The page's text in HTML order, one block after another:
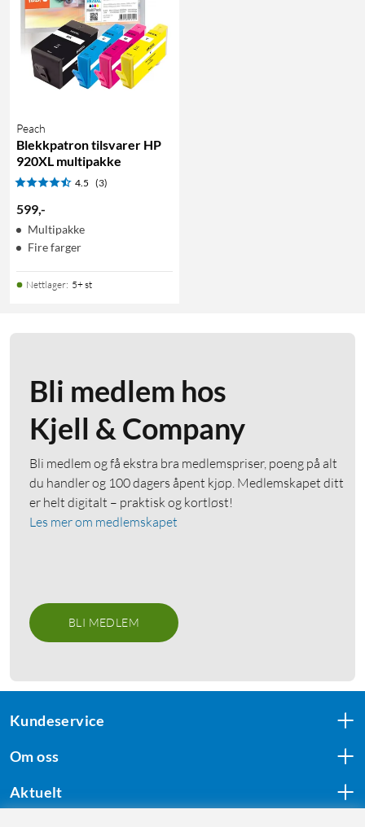
Peach
Blekkpatron tilsvarer HP
920XL multipakke
4.5 (3)
599,-
Multipakke
Fire farger
Nettlager: 5+ st
Bli medlem hos
Kjell & Company
Bli medlem og få ekstra bra medlemspriser, poeng på alt
du handler og 100 dagers åpent kjøp. Medlemskapet ditt
er helt digitalt – praktisk og kortløst!
Les mer om medlemskapet
BLI MEDLEM
Kundeservice
Om oss
Aktuelt